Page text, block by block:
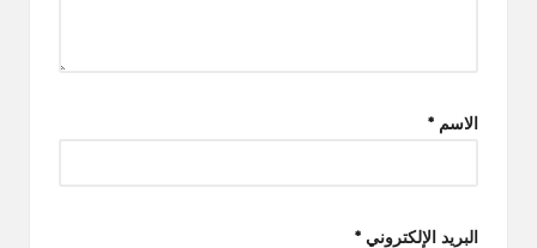
الاسم *
البريد الإلكتروني *